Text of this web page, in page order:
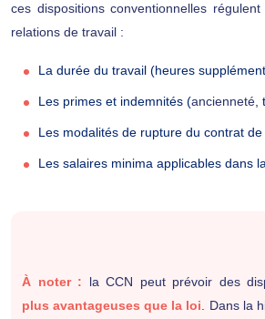
ces dispositions conventionnelles
relations de travail :
La durée du travail (heures
Les primes et indemnités (ancienneté
Les modalités de rupture du contrat de
Les salaires minima applicables dans
À noter : la CCN peut prévoir des
plus avantageuses que la loi . Dans la